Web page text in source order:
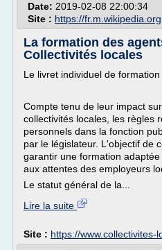
Date: 2019-02-08 22:00:34
Site : https://fr.m.wikipedia.org
La formation des
Collectivités locales
Le livret individuel de formation
Compte tenu de leur impact
collectivités locales, les règles
personnels dans la fonction
par le législateur. L'objectif de
garantir une formation
aux attentes des employeurs
Le statut général de la...
Lire la suite
Site : https://www.collectivites-